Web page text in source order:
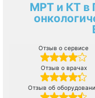
МРТ и КТ в
Отзыв о сервисе
Отзыв о врачах
Отзыв об